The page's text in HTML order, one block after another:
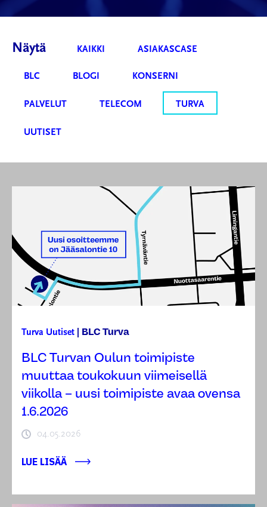
Näytä KAIKKI ASIAKASCASE
BLC BLOGI KONSERNI
PALVELUT TELECOM TURVA
UUTISET
Turva Uutiset BLC Turva
BLC Turvan Oulun toimipiste
muuttaa toukokuun viimeisellä
viikolla – uusi toimipiste avaa ovensa
1.6.2026
04.05.2026
LUE LISÄÄ